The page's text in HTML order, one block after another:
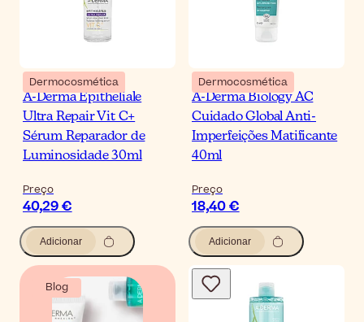
Dermocosmética
A-Derma Epitheliale
Ultra Repair Vit C+
Sérum Reparador de
Luminosidade 30ml
Preço
40,29 €
Adicionar
Dermocosmética
A-Derma Biology AC
Cuidado Global Anti-
Imperfeições Matificante
40ml
Preço
18,40 €
Adicionar
Blog